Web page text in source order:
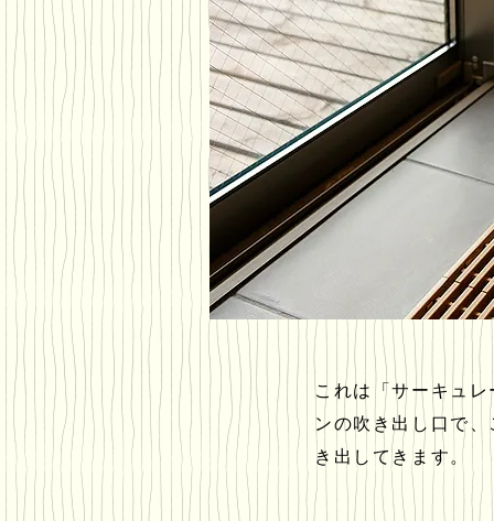
これは「サーキュ
ンの吹き出し口で
き出してきます。